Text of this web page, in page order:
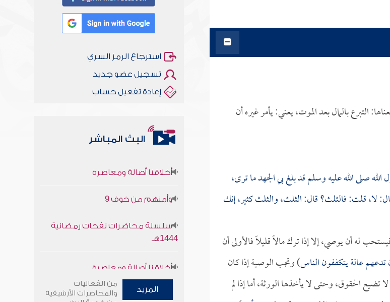
التبرع بالمال بعد الموت، يعني: يأمر غيره أن
صلى الله عليه وسلم قد بلغ بي الجهد ما ترى،
لا، قلت: فالثلث؟ قال: الثلث، والثلث كثير، إنك
له أن يوصي، إلا إذا ترك مالاً قليلاً فالأولى أن
عالة يتكففون الناس) وتجب الوصية إذا كان
الحقوق، وحتى لا يأخذها الورثة، أما إذا لم
استرجاع الرمز السري
تسجيل عضو جديد
إعادة تفعيل حساب
البث المباشر
1444هـ
وأمنهم من خوف 9
المزيد
من الفعاليات
والمحاضرات الأرشيفية